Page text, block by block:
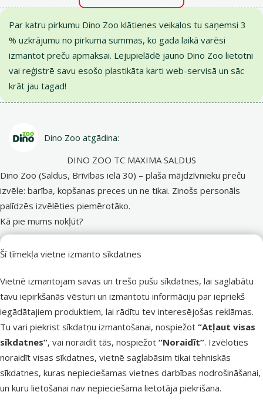
Šī tīmekļa vietne izmanto sīkdatnes
Vietnē izmantojam savas un trešo pušu sīkdatnes, lai saglabātu
tavu iepirkšanās vēsturi un izmantotu informāciju par iepriekš
iegādātajiem produktiem, lai rādītu tev interesējošas reklāmas.
Tu vari piekrist sīkdatņu izmantošanai, nospiežot “Atļaut visas
sīkdatnes”, vai noraidīt tās, nospiežot “Noraidīt”. Izvēloties
noraidīt visas sīkdatnes, vietnē saglabāsim tikai tehniskās
sīkdatnes, kuras nepieciešamas vietnes darbības nodrošināšanai,
un kuru lietošanai nav nepieciešama lietotāja piekrišana.
Dino Zoo atgādina:
Par katru pirkumu Dino Zoo klātienes veikalos tu saņemsi 3
% uzkrājumu no pirkuma summas, ko gada laikā varēsi
izmantot preču apmaksai. Lejupielādē jauno Dino Zoo lietotni
vai reģistrē savu esošo plastikāta karti web-servisā un sāc
krāt jau tagad!
DINO ZOO TC MAXIMA SALDUS
Dino Zoo (Saldus, Brīvības ielā 30) – plaša mājdzīvnieku preču
izvēle: barība, kopšanas preces un ne tikai. Zinošs personāls
palīdzēs izvēlēties piemērotāko.
Kā pie mums nokļūt?
No Saldus autoostas, ejot pa Kuldīgas ielu, līdz mūsu veikalam
DINO ZOO DOBELE MAXIMA
Baznīcas 14, Dobele, LV-3701, Pārējās pilsētas
Darba laiks:
P – S: 9:00 – 20:00